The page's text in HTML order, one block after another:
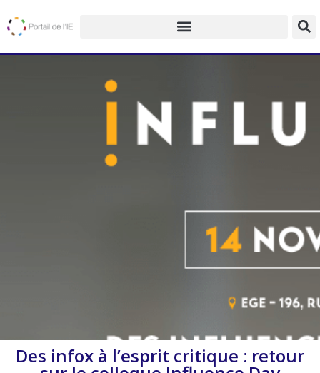
Des infox à l’esprit critique : retour